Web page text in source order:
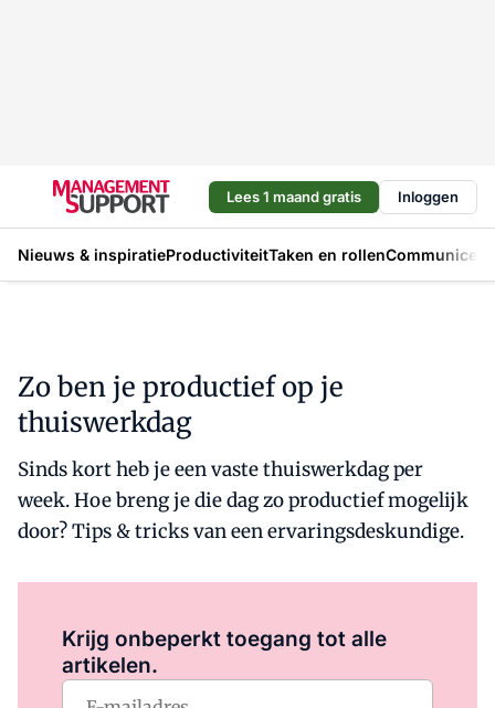
Lees 1 maand gratis Inloggen
Nieuws & inspiratieProductiviteitTaken en rollen
Zo ben je productief op je
thuiswerkdag
Sinds kort heb je een vaste thuiswerkdag per
week. Hoe breng je die dag zo productief mogelijk
door? Tips & tricks van een ervaringsdeskundige.
Krijg onbeperkt toegang tot alle
artikelen.